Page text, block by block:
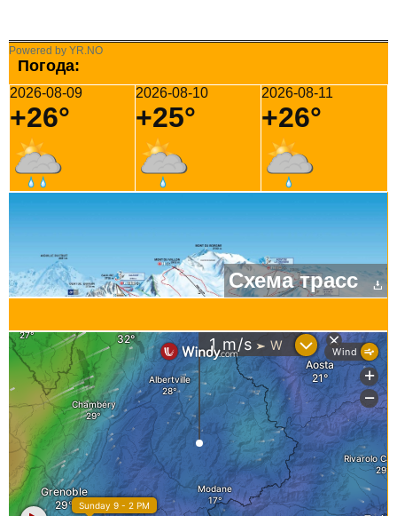
Powered by YR.NO
Погода:
2026-08-09
+26°
2026-08-10
+25°
2026-08-11
+26°
Схема трасс